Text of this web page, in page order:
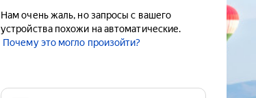
Нам очень жаль, но запросы с вашего
устройства похожи на автоматические.
Почему это могло произойти?